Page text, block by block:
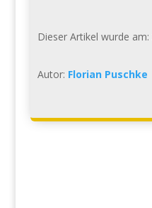
Dieser Artikel wurde am:
Autor: Florian Puschke